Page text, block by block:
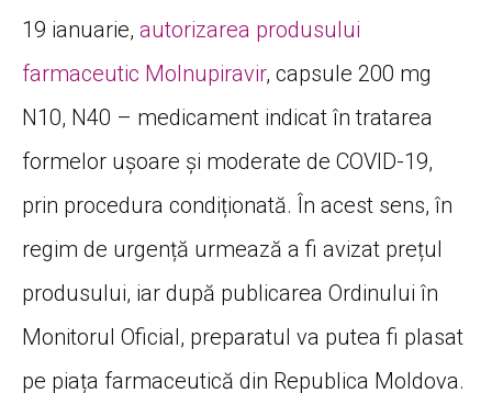
19 ianuarie, autorizarea produsului
farmaceutic Molnupiravir, capsule 200 mg
N10, N40 – medicament indicat în tratarea
formelor ușoare și moderate de COVID-19,
prin procedura condiționată. În acest sens, în
regim de urgență urmează a fi avizat prețul
produsului, iar după publicarea Ordinului în
Monitorul Oficial, preparatul va putea fi plasat
pe piața farmaceutică din Republica Moldova.